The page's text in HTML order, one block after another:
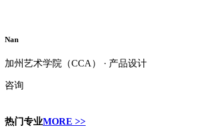
Nan
加州艺术学院（CCA） · 产品设计
咨询
热门专业MORE >>